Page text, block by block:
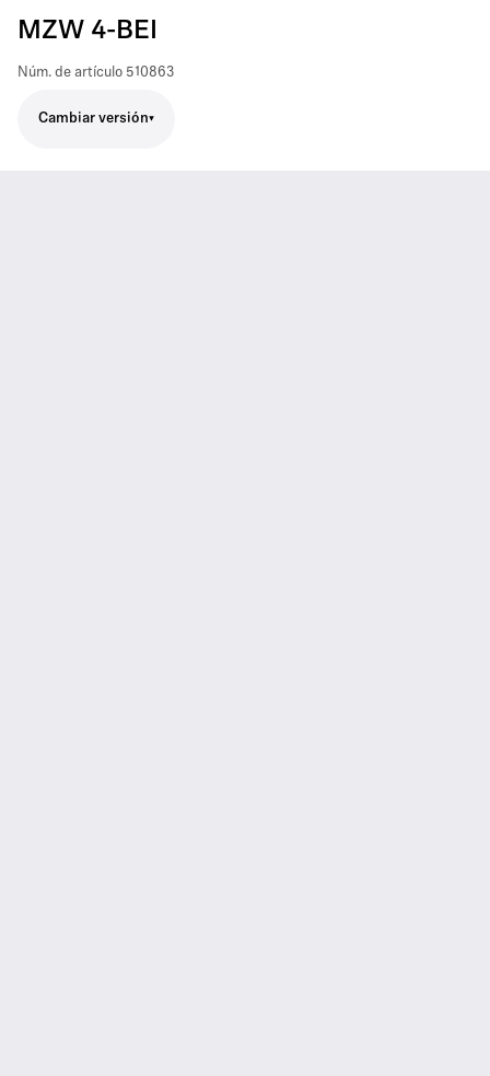
MZW 4-BEI
Núm. de artículo 510863
Cambiar versión